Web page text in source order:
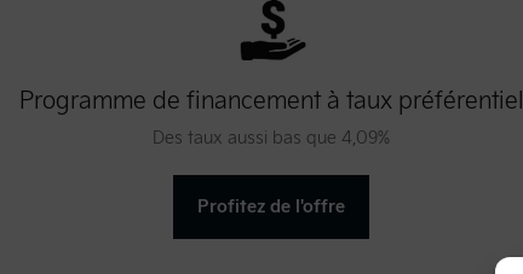
Programme de financement à taux préférentiel
Des taux aussi bas que 4,09%
Profitez de l'offre